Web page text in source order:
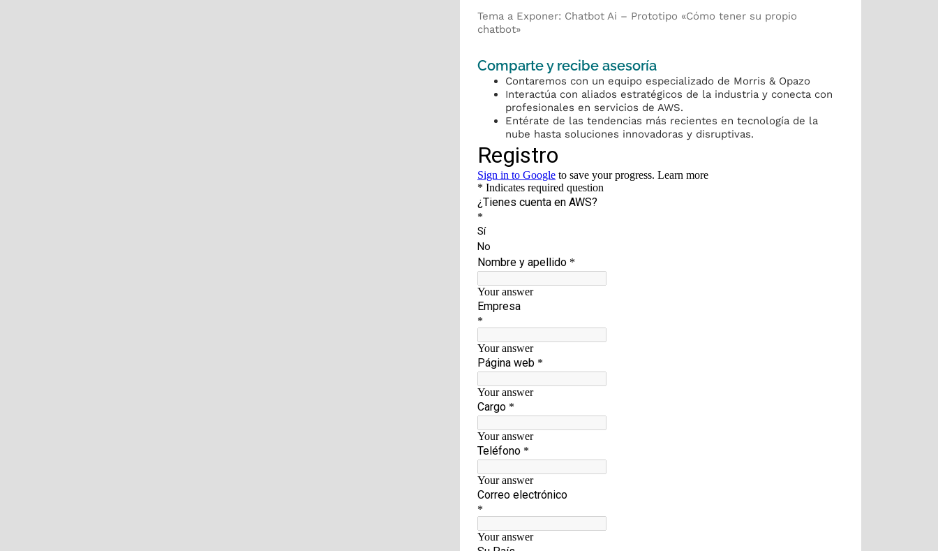
Tema a Exponer: Chatbot Ai – Prototipo «Cómo tener su propio
chatbot»
Comparte y recibe asesoría
Contaremos con un equipo especializado de Morris & Opazo
Interactúa con aliados estratégicos de la industria y conecta con
profesionales en servicios de AWS.
Entérate de las tendencias más recientes en tecnología de la
nube hasta soluciones innovadoras y disruptivas.